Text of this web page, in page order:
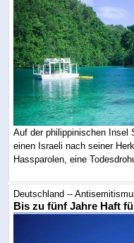
Auf der philippinischen Insel
einen Israeli nach seiner
Hassparolen, eine
Deutschland --
Bis zu fünf Jahre Haft